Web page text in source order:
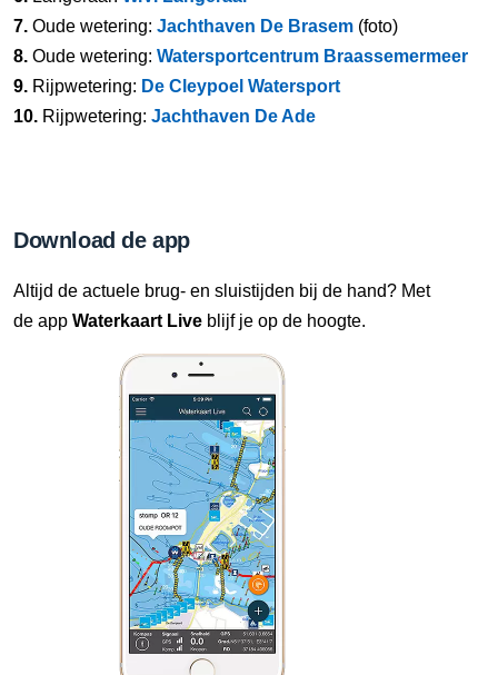
7. Oude wetering: Jachthaven De Brasem (foto)
8. Oude wetering: Watersportcentrum Braassemermeer
9. Rijpwetering: De Cleypoel Watersport
10. Rijpwetering: Jachthaven De Ade
Download de app
Altijd de actuele brug- en sluistijden bij de hand? Met
de app Waterkaart Live blijf je op de hoogte.